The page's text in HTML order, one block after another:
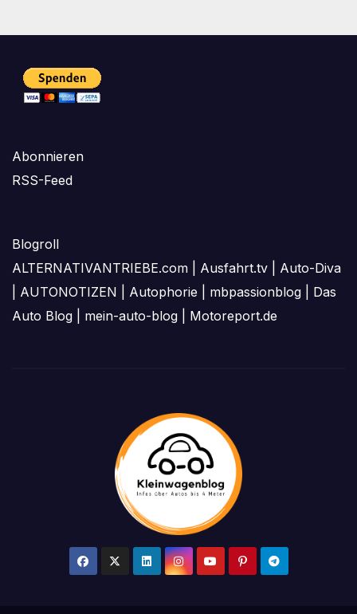
Beiträge
Abonnieren
RSS-Feed
Blogroll
ALTERNATIVANTRIEBE.com
Ausfahrt.tv
Auto-Diva
AUTONOTIZEN Autophorie mbpassionblog
Das
Auto Blog
mein-auto-blog Motoreport.de